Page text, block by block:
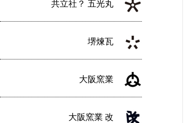
共立社？ 五光丸
堺煉瓦
大阪窯業
大阪窯業 改